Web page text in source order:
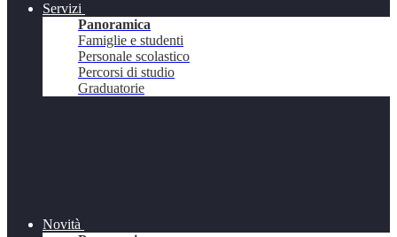
Servizi
Panoramica
Famiglie e studenti
Personale scolastico
Percorsi di studio
Graduatorie
Novità